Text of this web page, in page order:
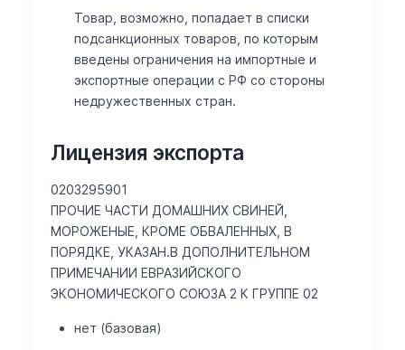
Товар, возможно, попадает в списки
подсанкционных товаров, по которым
введены ограничения на импортные и
экспортные операции с РФ со стороны
недружественных стран.
Лицензия экспорта
0203295901
ПРОЧИЕ ЧАСТИ ДОМАШНИХ СВИНЕЙ,
МОРОЖЕНЫЕ, КРОМЕ ОБВАЛЕННЫХ, В
ПОРЯДКЕ, УКАЗАН.В ДОПОЛНИТЕЛЬНОМ
ПРИМЕЧАНИИ ЕВРАЗИЙСКОГО
ЭКОНОМИЧЕСКОГО СОЮЗА 2 К ГРУППЕ 02
нет (базовая)